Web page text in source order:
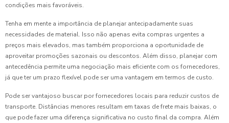
condições mais favoráveis.
Tenha em mente a importância de planejar antecipadamente suas
necessidades de material. Isso não apenas evita compras urgentes a
preços mais elevados, mas também proporciona a oportunidade de
aproveitar promoções sazonais ou descontos. Além disso, planejar com
antecedência permite uma negociação mais eficiente com os fornecedores,
já que ter um prazo flexível pode ser uma vantagem em termos de custo.
Pode ser vantajoso buscar por fornecedores locais para reduzir custos de
transporte. Distâncias menores resultam em taxas de frete mais baixas, o
que pode fazer uma diferença significativa no custo final da compra. Além